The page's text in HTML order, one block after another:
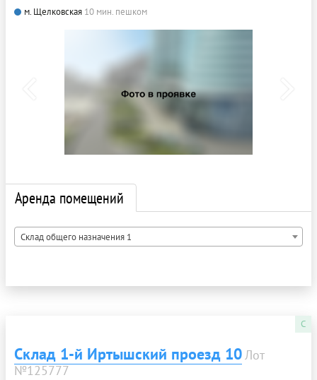
м. Щелковская 10 мин. пешком
Аренда помещений
Склад общего назначения 1
C
Склад 1-й Иртышский проезд 10Лот
№125777